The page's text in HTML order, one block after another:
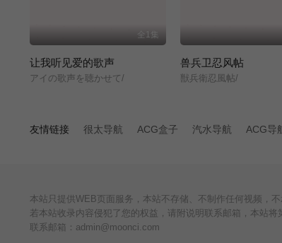
全1集
让我听见爱的歌声
アイの歌声を聴かせて/
兽兵卫忍风帖
獣兵衛忍風帖/
友情链接 很太导航 ACG盒子 汽水导航 ACG导
本站只提供WEB页面服务，本站不存储、不制作任何视频，
若本站收录内容侵犯了您的权益，请附说明联系邮箱，本站将
联系邮箱：admin@moonci.com